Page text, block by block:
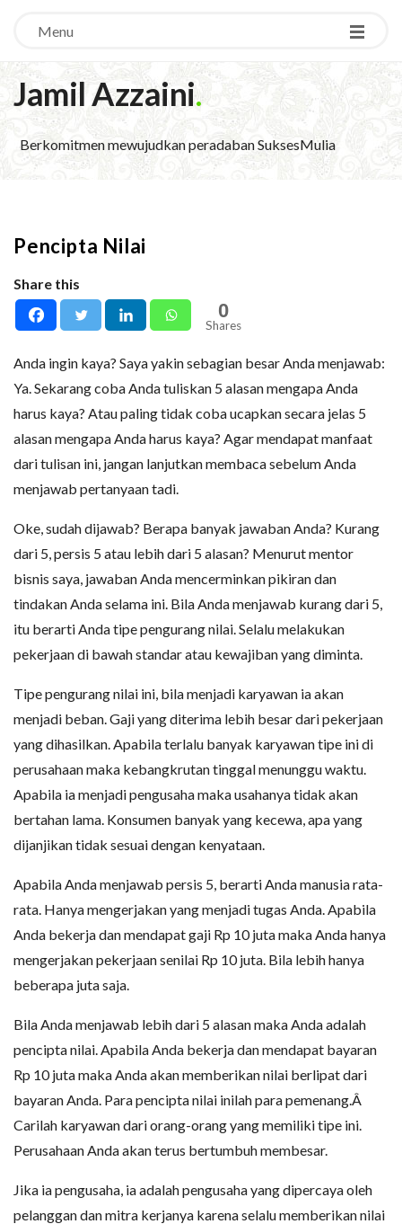
Menu
Jamil Azzaini.
Berkomitmen mewujudkan peradaban SuksesMulia
Pencipta Nilai
Share this
0
Shares
Anda ingin kaya? Saya yakin sebagian besar Anda menjawab:
Ya. Sekarang coba Anda tuliskan 5 alasan mengapa Anda
harus kaya? Atau paling tidak coba ucapkan secara jelas 5
alasan mengapa Anda harus kaya? Agar mendapat manfaat
dari tulisan ini, jangan lanjutkan membaca sebelum Anda
menjawab pertanyaan tadi.
Oke, sudah dijawab? Berapa banyak jawaban Anda? Kurang
dari 5, persis 5 atau lebih dari 5 alasan? Menurut mentor
bisnis saya, jawaban Anda mencerminkan pikiran dan
tindakan Anda selama ini. Bila Anda menjawab kurang dari 5,
itu berarti Anda tipe pengurang nilai. Selalu melakukan
pekerjaan di bawah standar atau kewajiban yang diminta.
Tipe pengurang nilai ini, bila menjadi karyawan ia akan
menjadi beban. Gaji yang diterima lebih besar dari pekerjaan
yang dihasilkan. Apabila terlalu banyak karyawan tipe ini di
perusahaan maka kebangkrutan tinggal menunggu waktu.
Apabila ia menjadi pengusaha maka usahanya tidak akan
bertahan lama. Konsumen banyak yang kecewa, apa yang
dijanjikan tidak sesuai dengan kenyataan.
Apabila Anda menjawab persis 5, berarti Anda manusia rata-
rata. Hanya mengerjakan yang menjadi tugas Anda. Apabila
Anda bekerja dan mendapat gaji Rp 10 juta maka Anda hanya
mengerjakan pekerjaan senilai Rp 10 juta. Bila lebih hanya
beberapa juta saja.
Bila Anda menjawab lebih dari 5 alasan maka Anda adalah
pencipta nilai. Apabila Anda bekerja dan mendapat bayaran
Rp 10 juta maka Anda akan memberikan nilai berlipat dari
bayaran Anda. Para pencipta nilai inilah para pemenang.Â
Carilah karyawan dari orang-orang yang memiliki tipe ini.
Perusahaan Anda akan terus bertumbuh membesar.
Jika ia pengusaha, ia adalah pengusaha yang dipercaya oleh
pelanggan dan mitra kerjanya karena selalu memberikan nilai